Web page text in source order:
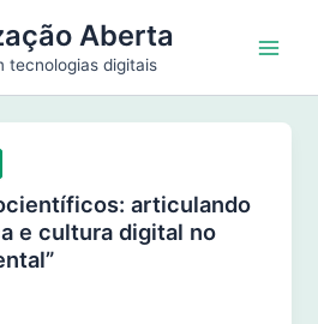
de ferramentas
Aberta
tecnologias digitais
articulando
e cultura digital no